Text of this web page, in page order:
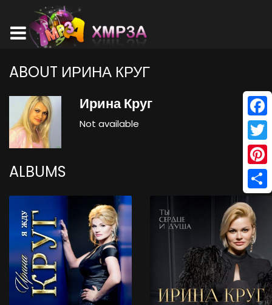
ABOUT ИРИНА КРУГ
Ирина Круг
Not available
ALBUMS